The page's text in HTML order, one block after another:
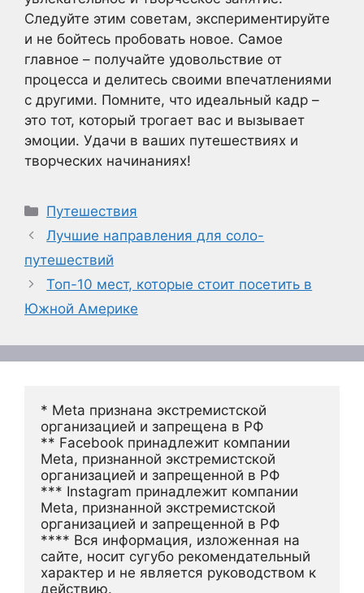
Следуйте этим советам, экспериментируйте
и не бойтесь пробовать новое. Самое
главное – получайте удовольствие от
процесса и делитесь своими впечатлениями
с другими. Помните, что идеальный кадр –
это тот, который трогает вас и вызывает
эмоции. Удачи в ваших путешествиях и
творческих начинаниях!
Рубрики
Путешествия
Лучшие направления для соло-
путешествий
Топ-10 мест, которые стоит посетить в
Южной Америке
* Meta признана экстремистской
организацией и запрещена в РФ
** Facebook принадлежит компании
Meta, признанной экстремистской
организацией и запрещенной в РФ
*** Instagram принадлежит компании
Meta, признанной экстремистской
организацией и запрещенной в РФ
**** Вся информация, изложенная на
сайте, носит сугубо рекомендательный
характер и не является руководством к
действию.